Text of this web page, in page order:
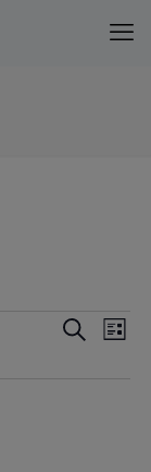
SucheListe